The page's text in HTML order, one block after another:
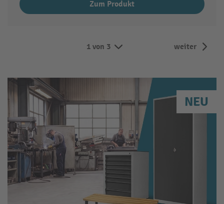
Zum Produkt
1 von 3 weiter
NEU